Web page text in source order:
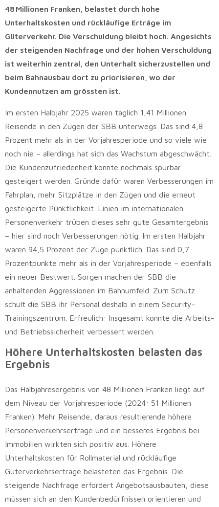
48 Millionen Franken, belastet durch hohe
Unterhaltskosten und rückläufige Erträge im
Güterverkehr. Die Verschuldung bleibt hoch. Angesichts
der steigenden Nachfrage und der hohen Verschuldung
ist weiterhin zentral, den Unterhalt sicherzustellen und
beim Bahnausbau dort zu priorisieren, wo der
Kundennutzen am grössten ist.
Im ersten Halbjahr 2025 waren täglich 1,41 Millionen
Reisende in den Zügen der SBB unterwegs. Das sind 4,8
Prozent mehr als in der Vorjahresperiode und so viele wie
noch nie – allerdings hat sich das Wachstum abgeschwächt.
Die Kundenzufriedenheit konnte nochmals spürbar
gesteigert werden. Gründe dafür waren Verbesserungen im
Fahrplan, mehr Sitzplätze in den Zügen und die erneut
gesteigerte Pünktlichkeit. Linien im internationalen
Personenverkehr trüben dieses sehr gute Gesamtergebnis
– hier sind noch Verbesserungen nötig. Im ersten Halbjahr
waren 94,5 Prozent der Züge pünktlich. Das sind 0,7
Prozentpunkte mehr als in der Vorjahresperiode – ebenfalls
ein neuer Bestwert. Sorgen machen der SBB die
anhaltenden Aggressionen im Bahnumfeld. Zum Schutz
schult die SBB ihr Personal deshalb in einem Security-
Trainingszentrum. Erfreulich: Insgesamt konnte die Arbeits-
und Betriebssicherheit verbessert werden.
Höhere Unterhaltskosten belasten das
Ergebnis
Das Halbjahresergebnis von 48 Millionen Franken liegt auf
dem Niveau der Vorjahresperiode (2024: 51 Millionen
Franken). Mehr Reisende, daraus resultierende höhere
Personenverkehrserträge und ein besseres Ergebnis bei
Immobilien wirkten sich positiv aus. Höhere
Unterhaltskosten für Rollmaterial und rückläufige
Güterverkehrserträge belasteten das Ergebnis. Die
steigende Nachfrage erfordert Angebotsausbauten, diese
müssen sich an den Kundenbedürfnissen orientieren und